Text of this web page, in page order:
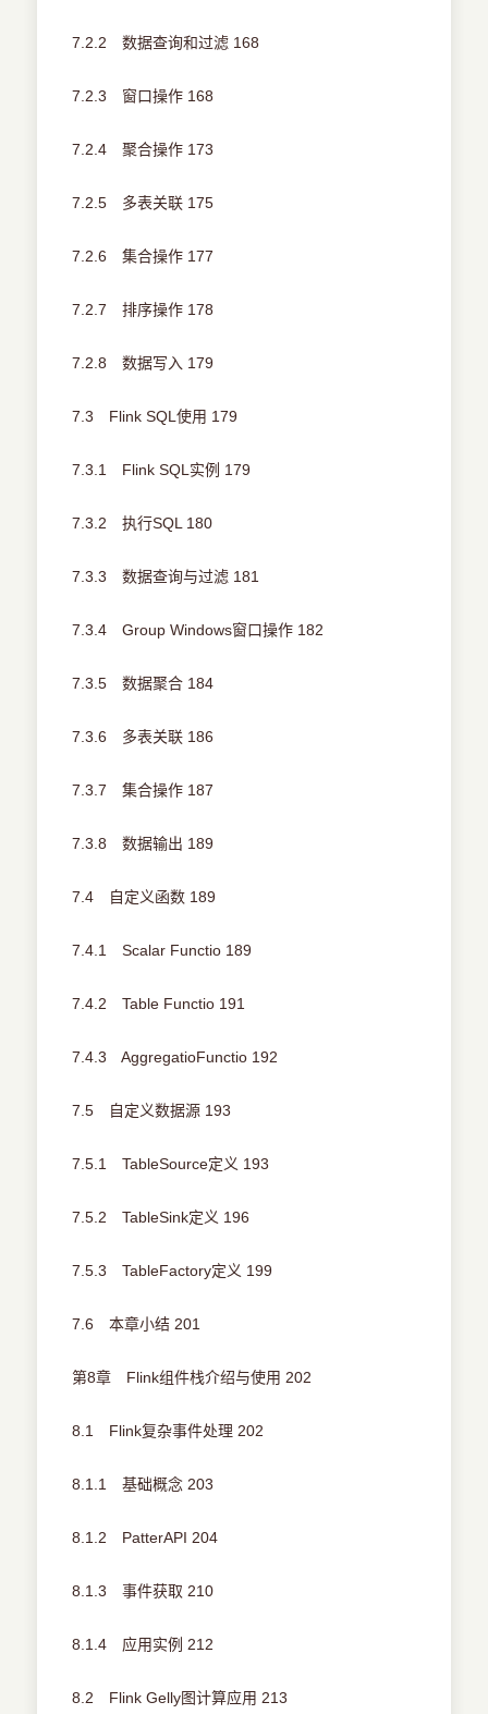
7.2.2 数据查询和过滤 168
7.2.3 窗口操作 168
7.2.4 聚合操作 173
7.2.5 多表关联 175
7.2.6 集合操作 177
7.2.7 排序操作 178
7.2.8 数据写入 179
7.3 Flink SQL使用 179
7.3.1 Flink SQL实例 179
7.3.2 执行SQL 180
7.3.3 数据查询与过滤 181
7.3.4 Group Windows窗口操作 182
7.3.5 数据聚合 184
7.3.6 多表关联 186
7.3.7 集合操作 187
7.3.8 数据输出 189
7.4 自定义函数 189
7.4.1 Scalar Functio 189
7.4.2 Table Functio 191
7.4.3 AggregatioFunctio 192
7.5 自定义数据源 193
7.5.1 TableSource定义 193
7.5.2 TableSink定义 196
7.5.3 TableFactory定义 199
7.6 本章小结 201
第8章 Flink组件栈介绍与使用 202
8.1 Flink复杂事件处理 202
8.1.1 基础概念 203
8.1.2 PatterAPI 204
8.1.3 事件获取 210
8.1.4 应用实例 212
8.2 Flink Gelly图计算应用 213